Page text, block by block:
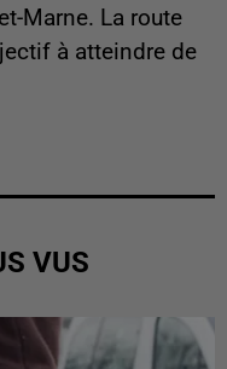
Marne. La route
à atteindre de
VUS